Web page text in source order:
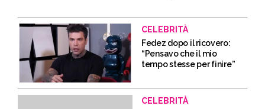
CELEBRITÀ
Fedez dopo il ricovero:
“Pensavo che il mio
tempo stesse per finire”
CELEBRITÀ